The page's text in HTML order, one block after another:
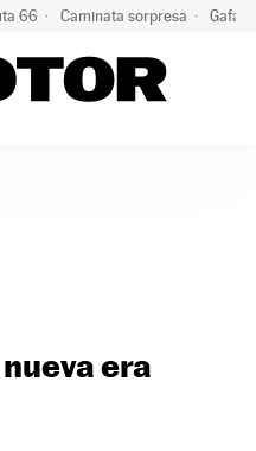
66 Caminata sorpresa Gafas
era